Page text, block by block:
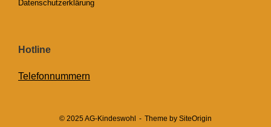
Datenschutzerklärung
Hotline
Telefonnummern
© 2025 AG-Kindeswohl Theme by SiteOrigin